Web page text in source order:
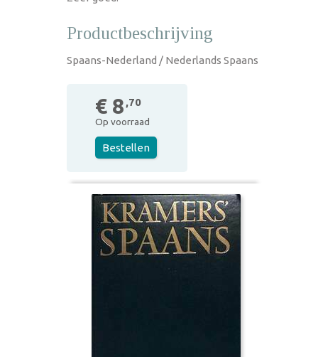
Productbeschrijving
Spaans-Nederland / Nederlands Spaans
€ 8 ,70
Op voorraad
Bestellen